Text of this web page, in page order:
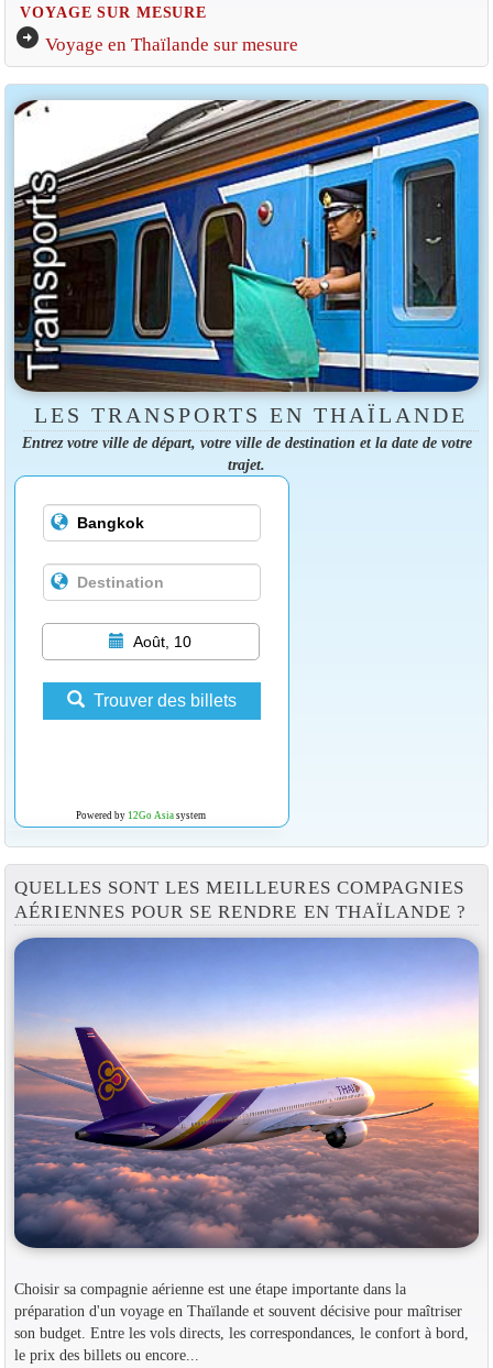
VOYAGE SUR MESURE
arrow_circle_right Voyage en Thaïlande sur mesure
LES TRANSPORTS EN THAÏLANDE
Entrez votre ville de départ, votre ville de destination et la date de votre
trajet.
Août, 10
Trouver des billets
Powered by 12Go Asiasystem
QUELLES SONT LES MEILLEURES COMPAGNIES
AÉRIENNES POUR SE RENDRE EN THAÏLANDE ?
Choisir sa compagnie aérienne est une étape importante dans la
préparation d'un voyage en Thaïlande et souvent décisive pour maîtriser
son budget. Entre les vols directs, les correspondances, le confort à bord,
le prix des billets ou encore...